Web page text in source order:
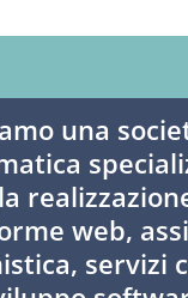
una
web,
servizi